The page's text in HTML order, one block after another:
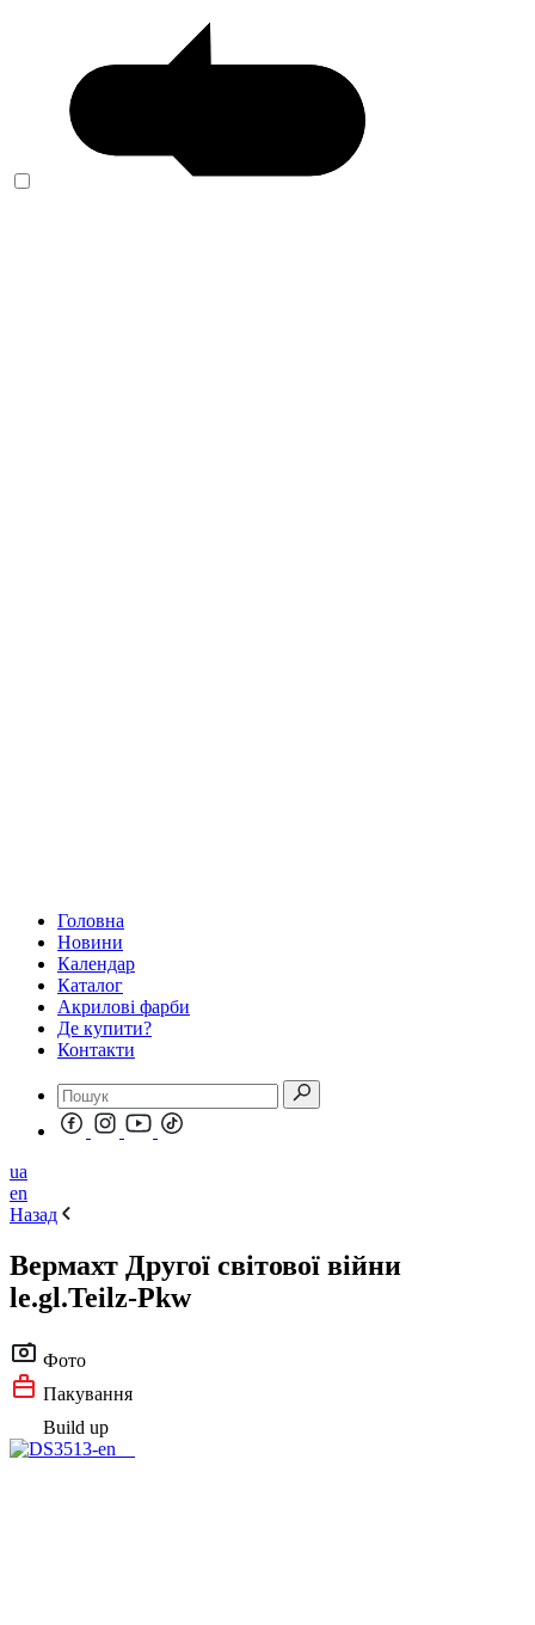
Головна
Новини
Календар
Каталог
Акрилові фарби
Де купити?
Контакти
ua
en
Назад
Вермахт Другої світової війни
le.gl.Teilz-Pkw
Фото
Пакування
Build up